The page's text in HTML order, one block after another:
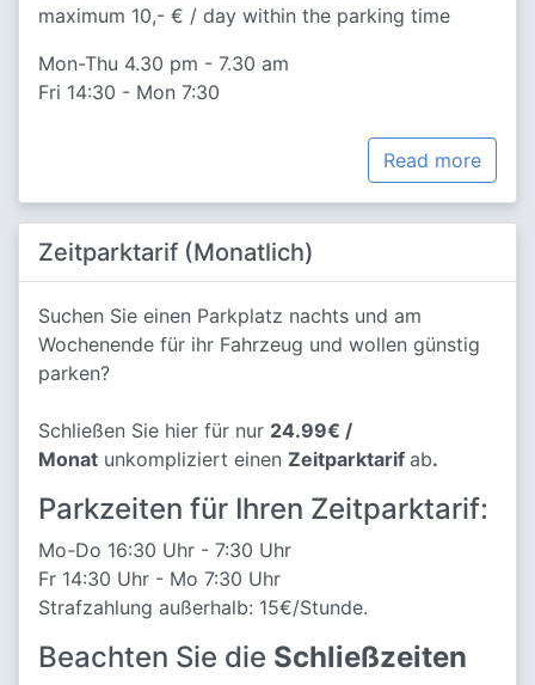
maximum 10,- € / day within the parking time
Mon-Thu 4.30 pm - 7.30 am
Fri 14:30 - Mon 7:30
Read more
Zeitparktarif (Monatlich)
Suchen Sie einen Parkplatz nachts und am
Wochenende für ihr Fahrzeug und wollen günstig
parken?
Schließen Sie hier für nur 24.99€ /
Monat unkompliziert einen Zeitparktarif ab.
Parkzeiten für Ihren Zeitparktarif:
Mo-Do 16:30 Uhr - 7:30 Uhr
Fr 14:30 Uhr - Mo 7:30 Uhr
Strafzahlung außerhalb: 15€/Stunde.
Beachten Sie die Schließzeiten